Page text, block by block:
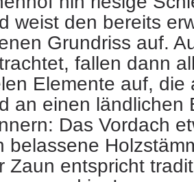
weist den bereits
Grundriss auf.
fallen dann
Elemente auf, die
an einen ländlichen
Das Vordach
belassene
Zaun entspricht